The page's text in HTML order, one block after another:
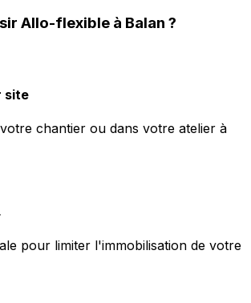
Allo-flexible à Balan ?
site
chantier ou dans votre atelier à
pour limiter l'immobilisation de votre